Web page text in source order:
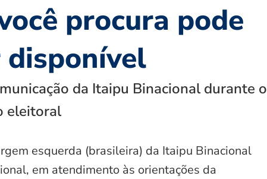
procura pode
disponível
da Itaipu Binacional durante o
eleitoral
esquerda (brasileira) da Itaipu Binacional
em atendimento às orientações da